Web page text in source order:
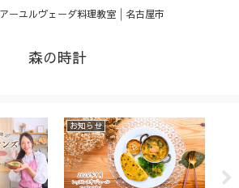
ーユルヴェーダ料理教室│名古屋市
森の時計
お知らせ